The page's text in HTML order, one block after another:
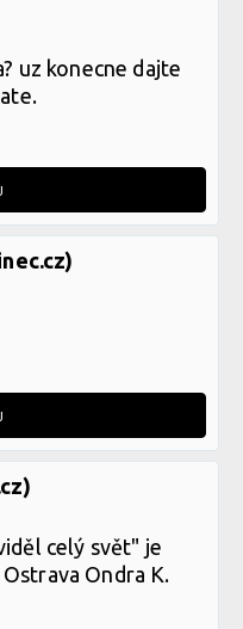
uz konecne dajte
celý svět" je
Ondra K.